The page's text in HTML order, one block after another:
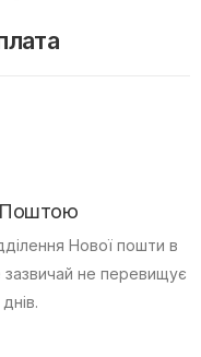
Нової пошти в
зазвичай не перевищує